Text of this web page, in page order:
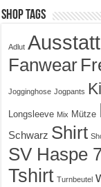
Shop Tags
Adlut
Fanwear
Jogginghose Jogpants
Longsleeve Mix Mütze
Schwarz Shirt
SV Haspe
Tshirt Turnbeutel